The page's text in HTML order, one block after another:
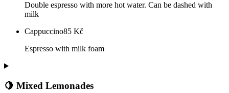
Double espresso with more hot water. Can be dashed with
milk
Cappuccino85 Kč
Espresso with milk foam
🍋 Mixed Lemonades